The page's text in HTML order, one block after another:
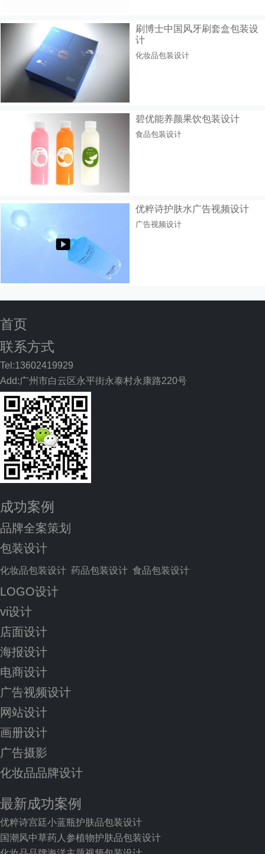
刷博士中国风牙刷套盒包装设
计
化妆品包装设计
碧优能养颜果饮包装设计
食品包装设计
优粹诗护肤水广告视频设计
广告视频设计
首页
联系方式
Tel:13602419929
Add:广州市白云区永平街永泰村永康路220号
成功案例
品牌全案策划
包装设计
化妆品包装设计 药品包装设计 食品包装设计
LOGO设计
vi设计
店面设计
海报设计
电商设计
广告视频设计
网站设计
画册设计
广告摄影
化妆品品牌设计
最新成功案例
优粹诗宫廷小蓝瓶护肤品包装设计
国潮风中草药人参植物护肤品包装设计